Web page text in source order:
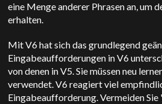
eine Menge anderer Phrasen an, um
erhalten.
Mit V6 hat sich das grundlegend
Eingabeaufforderungen in V6
von denen in V5. Sie müssen neu
verwendet. V6 reagiert viel
Eingabeaufforderung. Vermeiden